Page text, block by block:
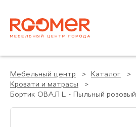
Мебельный центр
Каталог
Кровати и матрасы
Бортик ОВАЛ L - Пыльный розовый